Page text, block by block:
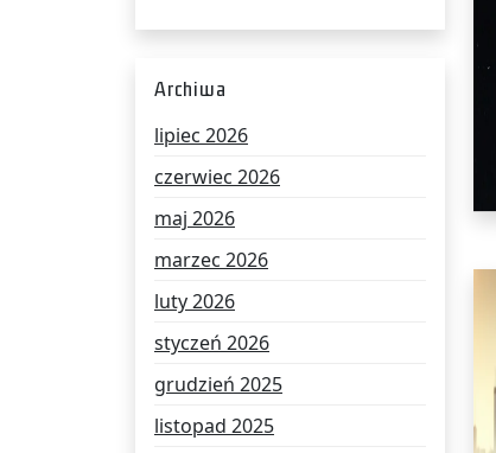
Archiwa
lipiec 2026
czerwiec 2026
maj 2026
marzec 2026
luty 2026
styczeń 2026
grudzień 2025
listopad 2025